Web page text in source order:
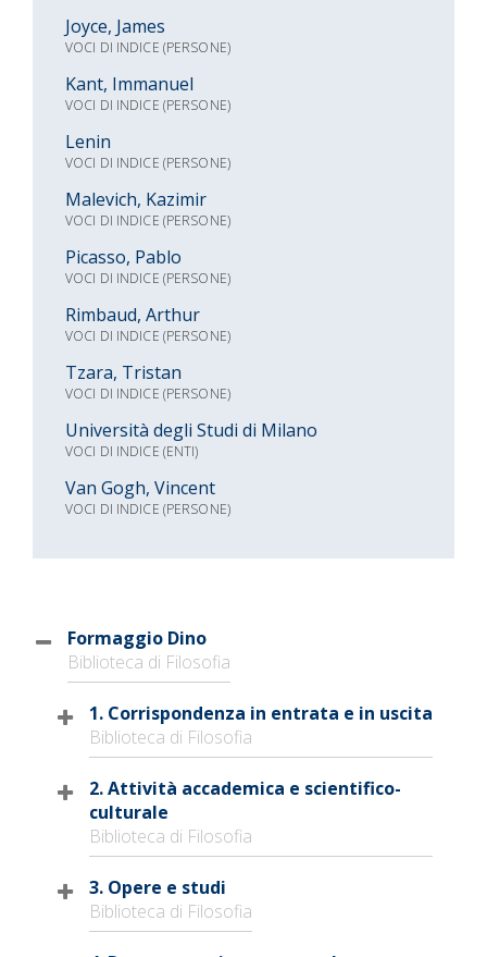
Joyce, James
VOCI DI INDICE (PERSONE)
Kant, Immanuel
VOCI DI INDICE (PERSONE)
Lenin
VOCI DI INDICE (PERSONE)
Malevich, Kazimir
VOCI DI INDICE (PERSONE)
Picasso, Pablo
VOCI DI INDICE (PERSONE)
Rimbaud, Arthur
VOCI DI INDICE (PERSONE)
Tzara, Tristan
VOCI DI INDICE (PERSONE)
Università degli Studi di Milano
VOCI DI INDICE (ENTI)
Van Gogh, Vincent
VOCI DI INDICE (PERSONE)
Formaggio Dino
Biblioteca di Filosofia
1. Corrispondenza in entrata e in uscita
Biblioteca di Filosofia
2. Attività accademica e scientifico-
culturale
Biblioteca di Filosofia
3. Opere e studi
Biblioteca di Filosofia